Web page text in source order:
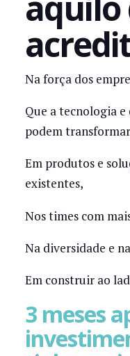
Na força dos
Que a tecnologia
podem
Em produtos e
existentes,
Nos times com
Na diversidade e
Em construir ao
3 meses